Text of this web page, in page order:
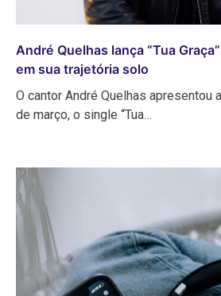
André Quelhas lança “Tua
em sua trajetória solo
O cantor André Quelhas apresentou
de março, o single “Tua…